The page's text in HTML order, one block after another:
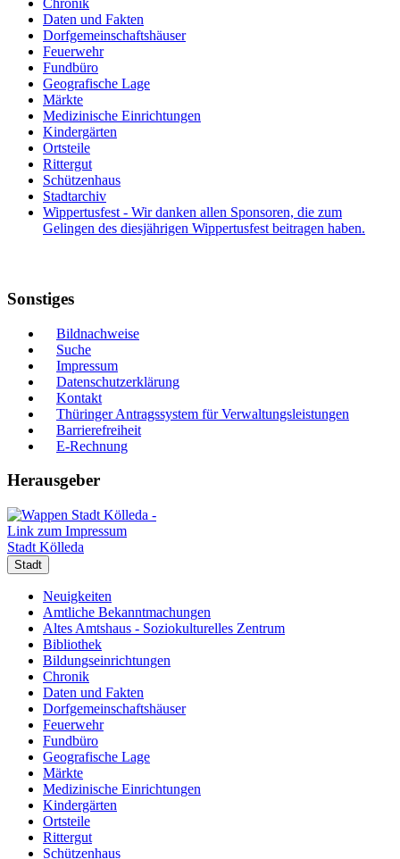
Chronik
Daten und Fakten
Dorfgemeinschaftshäuser
Feuerwehr
Fundbüro
Geografische Lage
Märkte
Medizinische Einrichtungen
Kindergärten
Ortsteile
Rittergut
Schützenhaus
Stadtarchiv
Wippertusfest - Wir danken allen Sponsoren, die zum
Gelingen des diesjährigen Wippertusfest beitragen haben.
Sonstiges
Bildnachweise
Suche
Impressum
Datenschutzerklärung
Kontakt
Thüringer Antragssystem für Verwaltungsleistungen
Barrierefreiheit
E-Rechnung
Herausgeber
Stadt Kölleda
Stadt
Neuigkeiten
Amtliche Bekanntmachungen
Altes Amtshaus - Soziokulturelles Zentrum
Bibliothek
Bildungseinrichtungen
Chronik
Daten und Fakten
Dorfgemeinschaftshäuser
Feuerwehr
Fundbüro
Geografische Lage
Märkte
Medizinische Einrichtungen
Kindergärten
Ortsteile
Rittergut
Schützenhaus